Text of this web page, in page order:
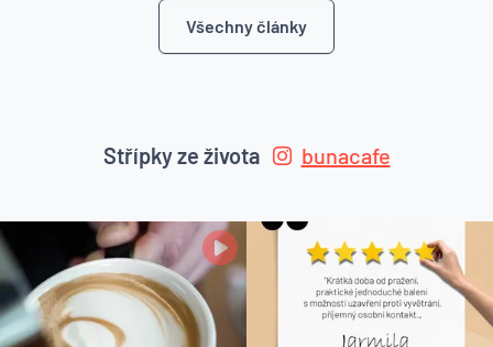
Všechny články
Střípky ze života bunacafe